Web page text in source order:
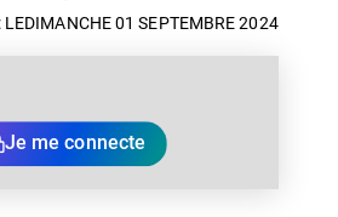
LEDIMANCHE 01 SEPTEMBRE 2024
Je me connecte